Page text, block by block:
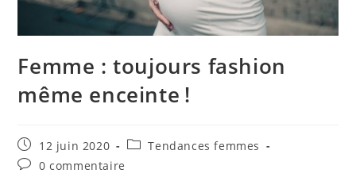
Femme : toujours fashion
même enceinte !
Publication
publiée :
12 juin 2020
PostTendances femmes
Commentaires
0 commentaire